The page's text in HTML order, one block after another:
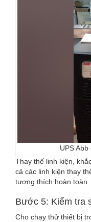
UPS
Thay thế linh kiện,
cả các linh kiện thay
tương thích hoàn toàn.
Bước 5: Kiểm tra
Cho chạy thử thiết bị